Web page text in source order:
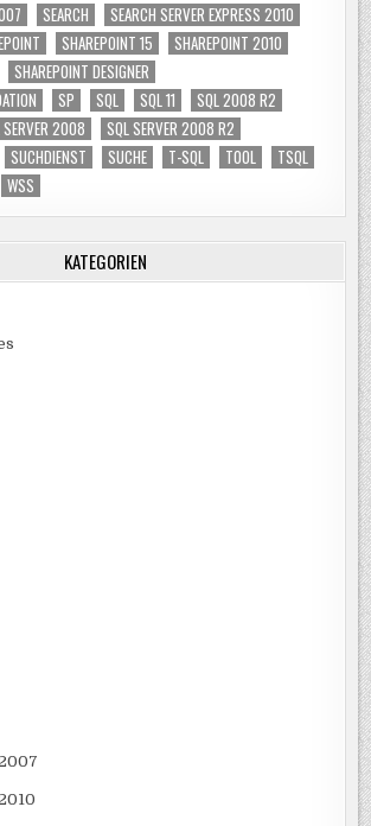
SEARCH
SEARCH SERVER EXPRESS 2010
SHAREPOINT 15
SHAREPOINT 2010
SHAREPOINT DESIGNER
SP SQL SQL 11
SQL 2008 R2
SERVER 2008
SQL SERVER 2008 R2
SUCHDIENST SUCHE T-SQL TOOL
TSQL
WSS
KATEGORIEN